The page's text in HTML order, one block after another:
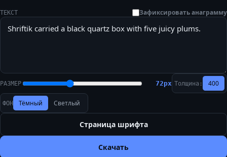
ТЕКСТ Зафиксировать анаграмму
РАЗМЕР 72px Толщина: 400
ФОН Тёмный Светлый
Страница шрифта
Скачать